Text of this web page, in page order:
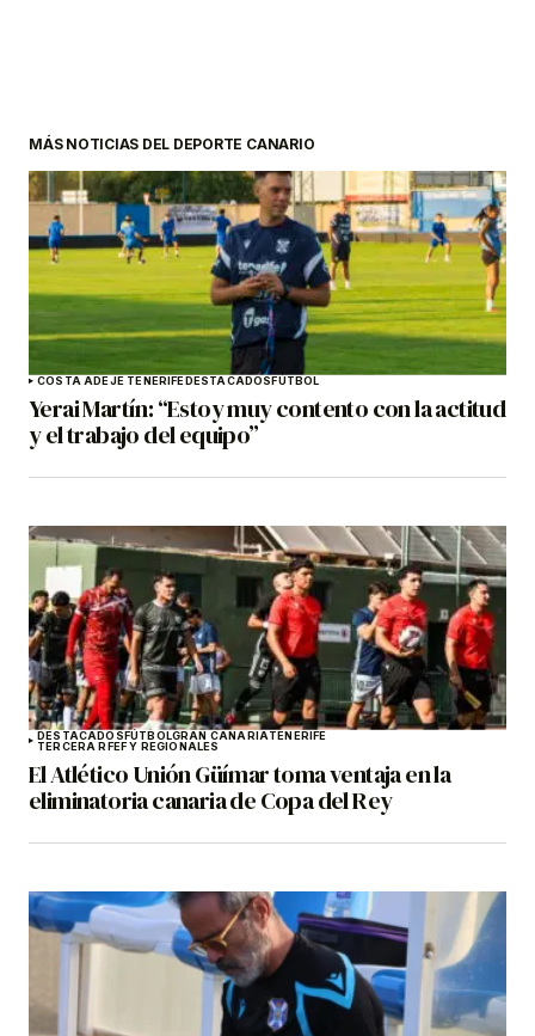
MÁS NOTICIAS DEL DEPORTE CANARIO
COSTA ADEJE TENERIFEDESTACADOSFÚTBOL
Yerai Martín: “Estoy muy contento con la actitud
y el trabajo del equipo”
DESTACADOSFÚTBOLGRAN CANARIATENERIFE
TERCERA RFEF Y REGIONALES
El Atlético Unión Güímar toma ventaja en la
eliminatoria canaria de Copa del Rey